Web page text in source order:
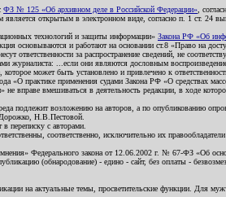
ФЗ № 125 «Об архивном деле в Российской Федерации» ,
открытым в электронном виде, согласно п. 1 ст. 24
технологий и защиты информации» Закона РФ «Об
основываются и работают на основании ст.8 «Право на
за распространение сведений, не
журналиста: ...если они являются дословным
может быть установлено и привлечено к
практике применения судами Закона РФ «О средствах
вправе вмешиваться в деятельность редакции, в ходе
подлежит возложению на авторов, а по опубликованию
Н.В.Пестовой.
переписку с авторами.
соответственно, исключительно их
Федерального закона от 12.06.2002 г. № 67-ФЗ «Об
(обнародование) - едино - сайт, без оплаты -
на актуальные темы, просветительские функции. Для